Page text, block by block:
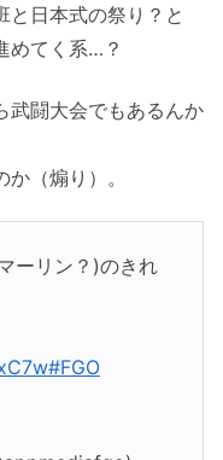
と日本式の祭り？と
めてく系…？
武闘大会でもあるんか
（煽り）。
ーリン？)のきれ
#FGO